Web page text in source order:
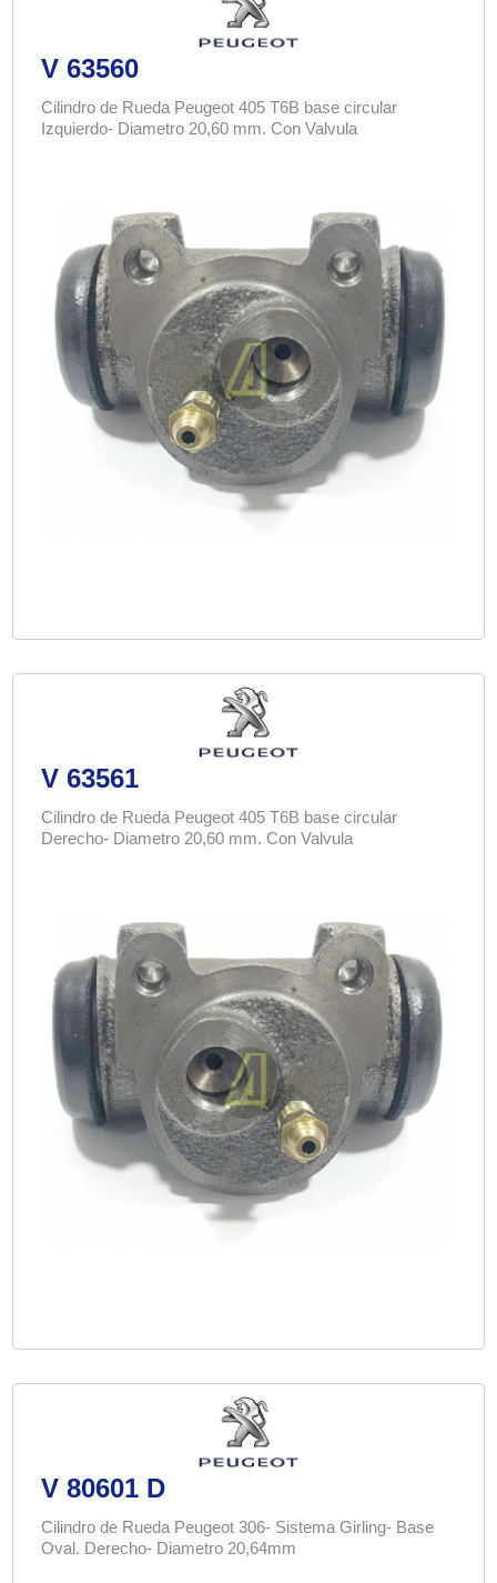
V 63560
Cilindro de Rueda Peugeot 405 T6B base circular
Izquierdo- Diametro 20,60 mm. Con Valvula
V 63561
Cilindro de Rueda Peugeot 405 T6B base circular
Derecho- Diametro 20,60 mm. Con Valvula
V 80601 D
Cilindro de Rueda Peugeot 306- Sistema Girling- Base
Oval. Derecho- Diametro 20,64mm